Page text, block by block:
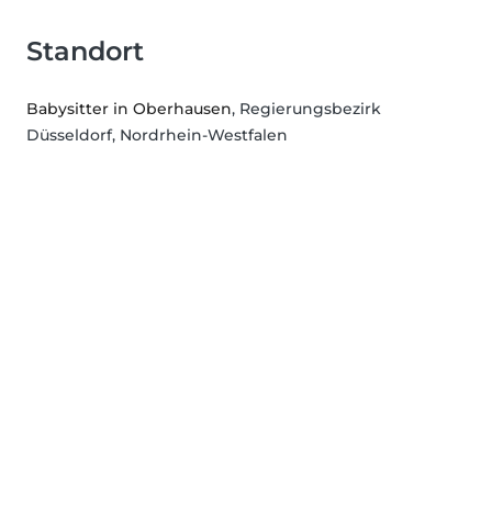
Standort
Babysitter in Oberhausen, Regierungsbezirk
Düsseldorf, Nordrhein-Westfalen